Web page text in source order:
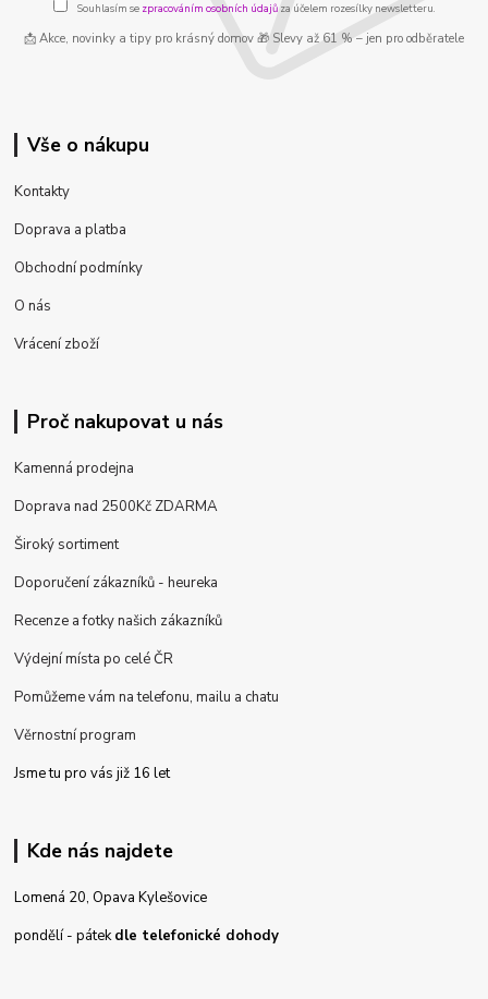
Souhlasím se zpracováním osobních údajůza účelem rozesílky newsletteru.
📩 Akce, novinky a tipy pro krásný domov 🎁 Slevy až 61 % – jen pro odběratele
Vše o nákupu
Kontakty
Doprava a platba
Obchodní podmínky
O nás
Vrácení zboží
Proč nakupovat u nás
Kamenná prodejna
Doprava nad 2500Kč ZDARMA
Široký sortiment
Doporučení zákazníků - heureka
Recenze a fotky našich zákazníků
Výdejní místa po celé ČR
Pomůžeme vám na telefonu, mailu a chatu
Věrnostní program
Jsme tu pro vás již 16 let
Kde nás najdete
Lomená 20, Opava Kylešovice
pondělí - pátekdle telefonické dohody